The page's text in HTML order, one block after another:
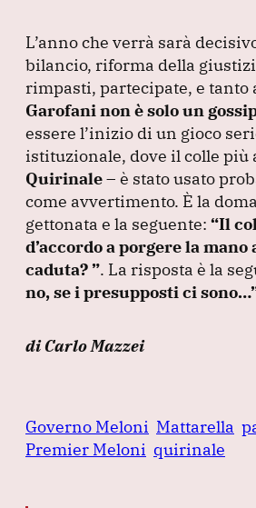
L’anno che verrà sarà
bilancio, riforma della
rimpasti, partecipate, e tanto
Garofani non è solo un
essere l’inizio di un gioco
istituzionale, dove il colle più
Quirinale– è stato usato
come avvertimento. È la
gettonata e la seguente: “Il
d’accordo a porgere la
caduta?”. La risposta è la
no, se i presupposti ci
di Carlo Mazzei
Governo Meloni Mattarella
Premier Meloni quirinale